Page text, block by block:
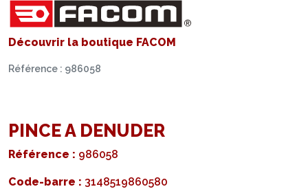
Découvrir la boutique FACOM
Référence : 986058
PINCE A DENUDER
Référence : 986058
Code-barre : 3148519860580